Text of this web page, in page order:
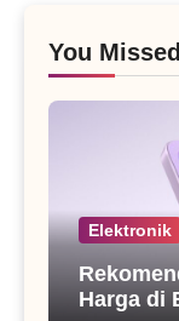
You Missed
Elektronik
Harga di